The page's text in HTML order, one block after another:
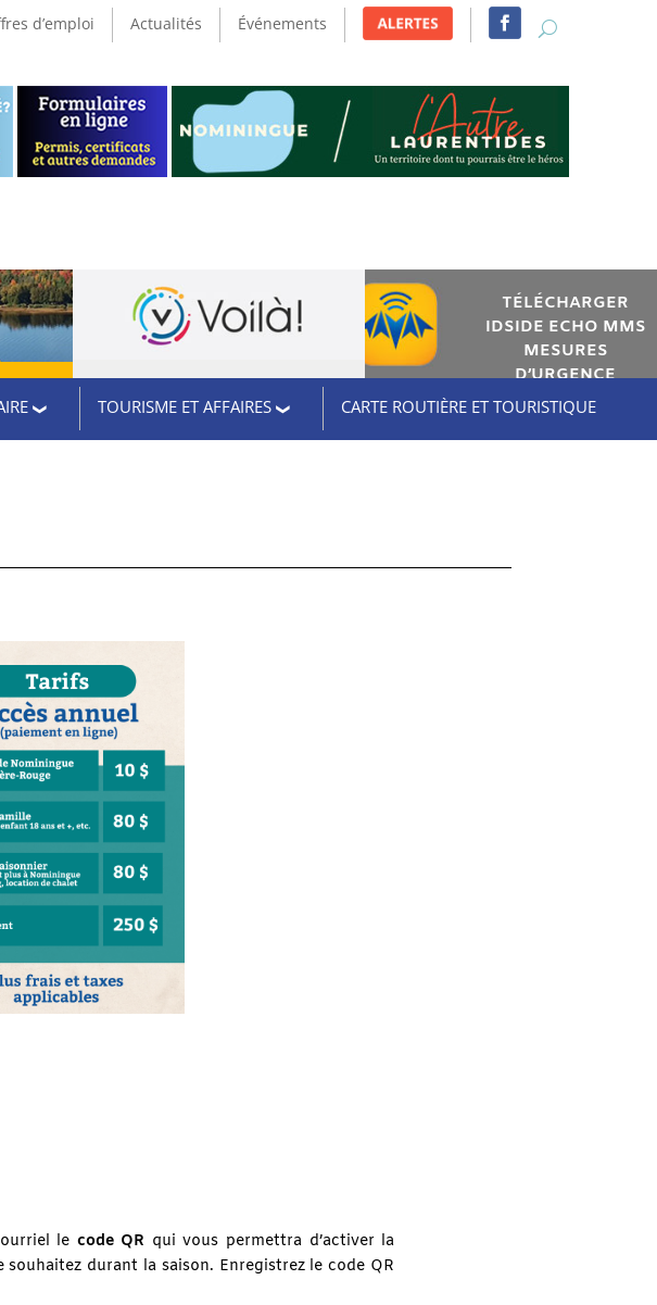
d’emploi Actualités Événements
TÉLÉCHARGER
IDSIDE ECHO MMS
MESURES
D’URGENCE
TOURISME ET AFFAIRES CARTE ROUTIÈRE ET TOURISTIQUE
le code QR qui vous permettra d’activer la
durant la saison. Enregistrez le code QR